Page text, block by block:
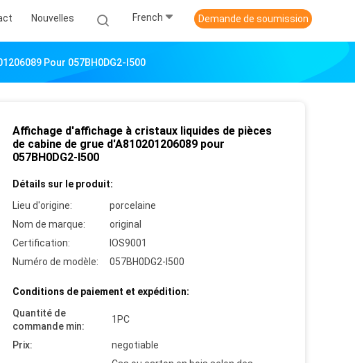
Nouvelles French Demande de soumission
Pour 057BH0DG2-I500
Affichage d'affichage à cristaux liquides de pièces
de cabine de grue d'A810201206089 pour
057BH0DG2-I500
Détails sur le produit:
Lieu d'origine:
porcelaine
Nom de marque:
original
Certification:
IOS9001
Numéro de modèle:
057BH0DG2-I500
Conditions de paiement et expédition:
Quantité de
commande min:
1PC
Prix: negotiable